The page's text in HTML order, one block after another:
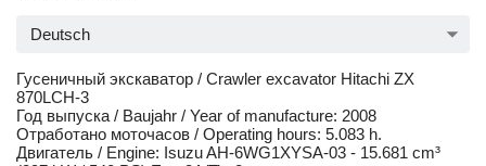
Deutsch
Гусеничный экскаватор / Crawler excavator Hitachi ZX
870LCH-3
Год выпуска / Baujahr / Year of manufacture: 2008
Отработано моточасов / Operating hours: 5.083 h.
Двигатель / Engine: Isuzu AH-6WG1XYSA-03 - 15.681 cm³